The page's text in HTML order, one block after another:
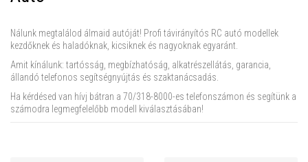
Nálunk megtalálod álmaid autóját! Profi távirányítós RC autó modellek
kezdőknek és haladóknak, kicsiknek és nagyoknak egyaránt.
Amit kínálunk: tartósság, megbízhatóság, alkatrészellátás, garancia,
állandó telefonos segítségnyújtás és szaktanácsadás.
Ha kérdésed van hívj bátran a 70/318-8000-es telefonszámon és segítünk a
számodra legmegfelelőbb modell kiválasztásában!